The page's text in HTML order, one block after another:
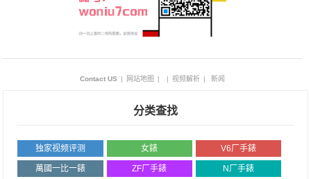
Contact US | 网站地图 | | 视频解析 | 新闻
分类查找
独家视频评测 女錶 V6厂手錶
萬國一比一錶 ZF厂手錶 N厂手錶